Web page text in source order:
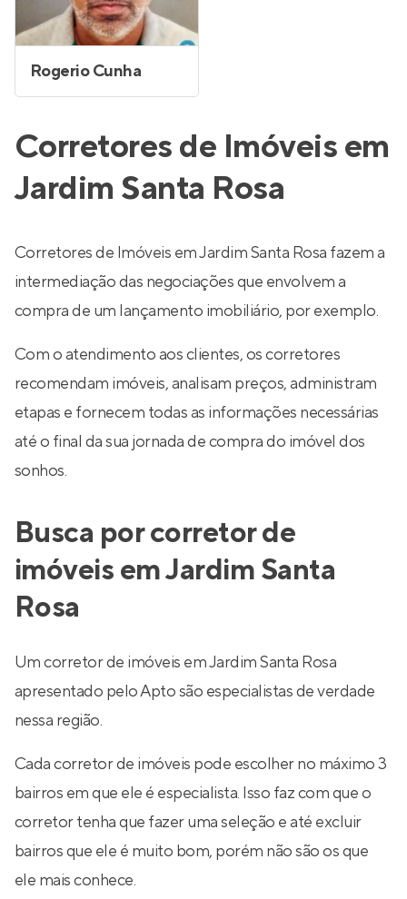
Rogerio Cunha
Corretores de Imóveis em
Jardim Santa Rosa
Corretores de Imóveis em Jardim Santa Rosa fazem a
intermediação das negociações que envolvem a
compra de um lançamento imobiliário, por exemplo.
Com o atendimento aos clientes, os corretores
recomendam imóveis, analisam preços, administram
etapas e fornecem todas as informações necessárias
até o final da sua jornada de compra do imóvel dos
sonhos.
Busca por corretor de
imóveis em Jardim Santa
Rosa
Um corretor de imóveis em Jardim Santa Rosa
apresentado pelo Apto são especialistas de verdade
nessa região.
Cada corretor de imóveis pode escolher no máximo 3
bairros em que ele é especialista. Isso faz com que o
corretor tenha que fazer uma seleção e até excluir
bairros que ele é muito bom, porém não são os que
ele mais conhece.